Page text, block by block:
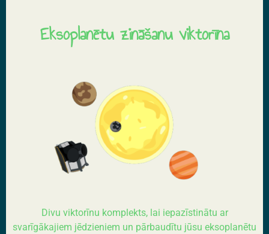
Eksoplanētu zināšanu viktorīna
Divu viktorīnu komplekts, lai iepazīstinātu ar
svarīgākajiem jēdzieniem un pārbaudītu jūsu eksoplanētu